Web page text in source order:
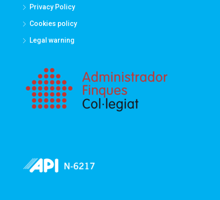
Privacy Policy
Cookies policy
Legal warning